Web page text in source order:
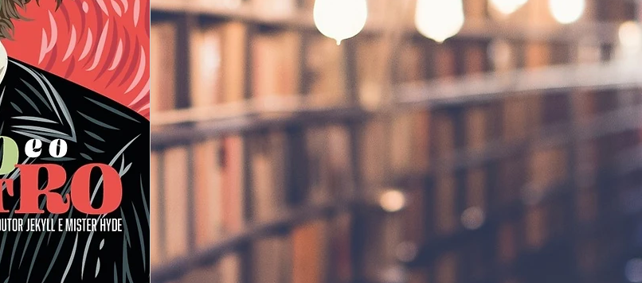
Dimensões: 14x21cm
Páginas: 128
Ano: 2021